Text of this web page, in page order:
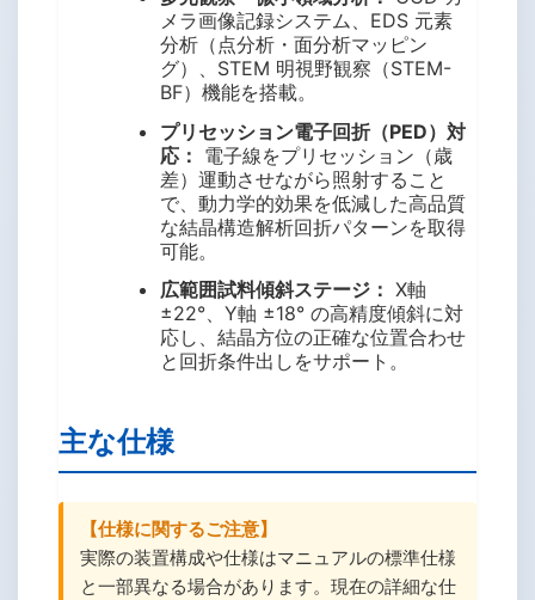
メラ画像記録システム、EDS 元素
分析（点分析・面分析マッピン
グ）、STEM 明視野観察（STEM-
BF）機能を搭載。
プリセッション電子回折（PED）対
応： 電子線をプリセッション（歳
差）運動させながら照射すること
で、動力学的効果を低減した高品質
な結晶構造解析回折パターンを取得
可能。
広範囲試料傾斜ステージ： X軸
±22°、Y軸 ±18° の高精度傾斜に対
応し、結晶方位の正確な位置合わせ
と回折条件出しをサポート。
主な仕様
【仕様に関するご注意】
実際の装置構成や仕様はマニュアルの標準仕様
と一部異なる場合があります。現在の詳細な仕